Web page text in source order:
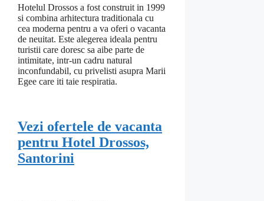
Hotelul Drossos a fost construit in 1999
si combina arhitectura traditionala cu
cea moderna pentru a va oferi o vacanta
de neuitat. Este alegerea ideala pentru
turistii care doresc sa aibe parte de
intimitate, intr-un cadru natural
inconfundabil, cu privelisti asupra Marii
Egee care iti taie respiratia.
Vezi ofertele de vacanta
pentru Hotel Drossos,
Santorini